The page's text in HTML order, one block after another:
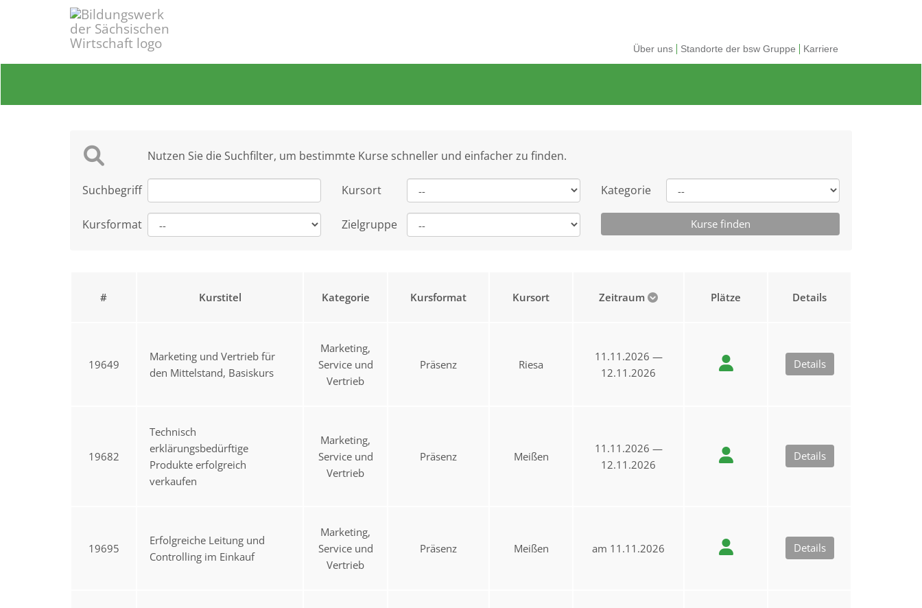
Über uns Standorte der bsw Gruppe Karriere
Nutzen Sie die Suchfilter, um bestimmte Kurse schneller und einfacher zu finden.
Suchbegriff Kursort Kategorie
Kursformat Zielgruppe
# Kurstitel Kategorie Kursformat Kursort Zeitraum Plätze Details
19649
Marketing und Vertrieb für
den Mittelstand, Basiskurs
Marketing,
Service und
Vertrieb
Präsenz Riesa
11.11.2026 —
12.11.2026
Details
19682
Technisch
erklärungsbedürftige
Produkte erfolgreich
verkaufen
Marketing,
Service und
Vertrieb
Präsenz Meißen
11.11.2026 —
12.11.2026
Details
19695
Erfolgreiche Leitung und
Controlling im Einkauf
Marketing,
Service und
Vertrieb
Präsenz Meißen am 11.11.2026 Details